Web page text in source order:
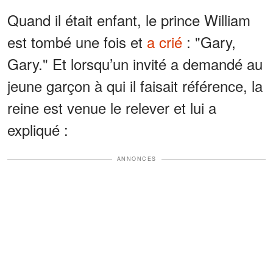
Quand il était enfant, le prince William
est tombé une fois et a crié : "Gary,
Gary." Et lorsqu’un invité a demandé au
jeune garçon à qui il faisait référence, la
reine est venue le relever et lui a
expliqué :
ANNONCES